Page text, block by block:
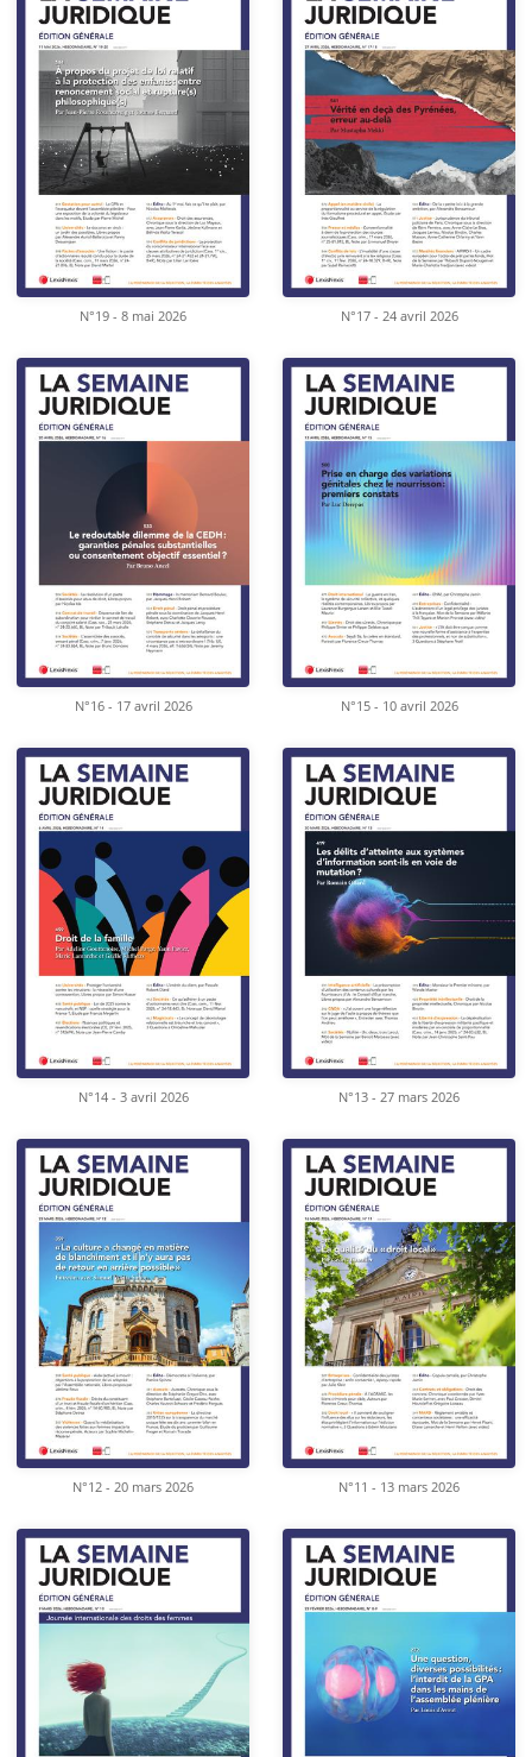
N°19 - 8 mai 2026 N°17 - 24 avril 2026
N°16 - 17 avril 2026 N°15 - 10 avril 2026
N°14 - 3 avril 2026 N°13 - 27 mars 2026
N°12 - 20 mars 2026 N°11 - 13 mars 2026